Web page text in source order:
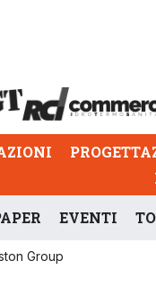
EVENTI
Group